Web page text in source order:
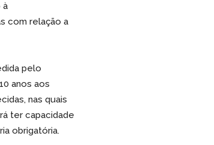
à
com relação a
pelo
anos aos
nas quais
ter capacidade
obrigatória.